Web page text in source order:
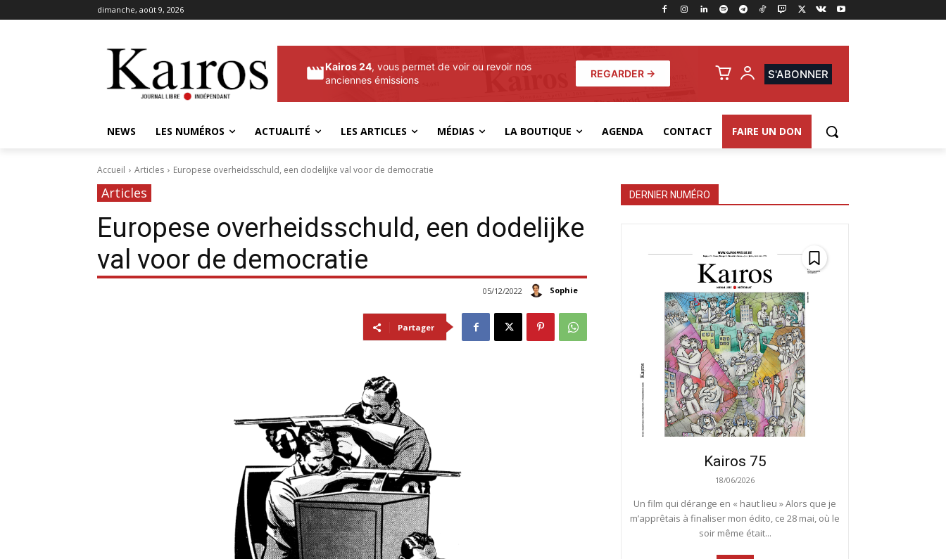
dimanche, août 9, 2026
Kairos 24, vous permet de voir ou revoir nos
anciennes émissions
REGARDER → S'ABONNER
NEWS LES NUMÉROS ACTUALITÉ LES ARTICLES MÉDIAS LA BOUTIQUE AGENDA CONTACT FAIRE UN DON
Accueil Articles Europese overheidsschuld, een dodelijke val voor de democratie
Articles
Europese overheidsschuld, een dodelijke
val voor de democratie
Sophie
05/12/2022
Partager
DERNIER NUMÉRO
Kairos 75
18/06/2026
Un film qui dérange en « haut lieu » Alors que je
m’apprêtais à finaliser mon édito, ce 28 mai, où le
soir même était...